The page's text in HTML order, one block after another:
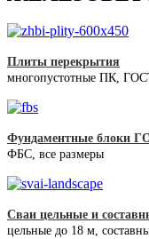
Плиты перекрытия
многопустотные ПК,
Фундаментные блоки
ФБС, все размеры
Сваи цельные и
цельные до 18 м,